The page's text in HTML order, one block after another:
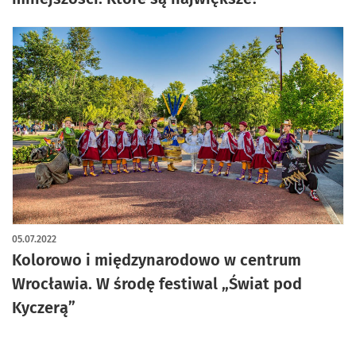
Kolorowo i międzynarodowo w centrum
Wrocławia. W środę festiwal „Świat pod
Kyczerą”
05.07.2022